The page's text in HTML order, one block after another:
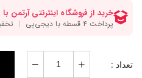
تعداد :